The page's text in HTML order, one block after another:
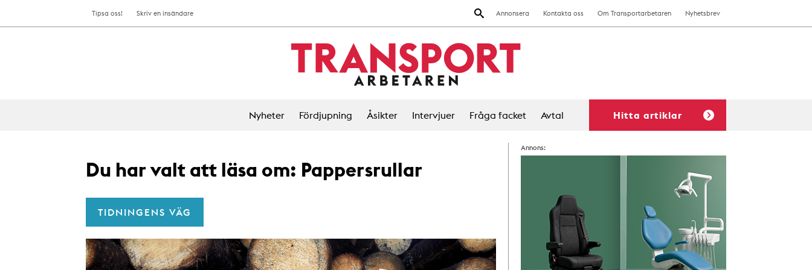
Annonsera Kontakta oss Om Transportarbetaren Nyhetsbrev
Tipsa oss! Skriv en insändare
Nyheter Fördjupning Åsikter Intervjuer Fråga facket Avtal Hitta artiklar
Du har valt att läsa om: Pappersrullar
TIDNINGENS VÄG
Annons: